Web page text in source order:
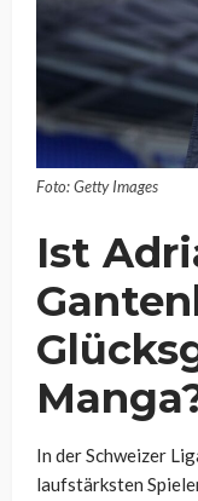
Foto: Getty Images
Ist
In der Schweizer
laufstärksten